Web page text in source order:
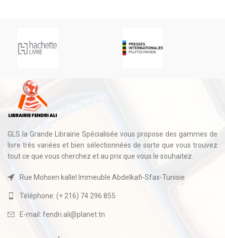
GLS la Grande Librairie Spécialisée vous propose des gammes de
livre très variées et bien sélectionnées de sorte que vous trouvez
tout ce que vous cherchez et au prix que vous le souhaitez.
Rue Mohsen kallel Immeuble Abdelkafi-Sfax-Tunisie
Téléphone: (+ 216) 74 296 855
E-mail: fendri.ali@planet.tn